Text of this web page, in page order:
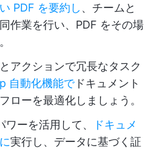
PDF を要約し 、チームと
作業を行い、PDF をその場
アクションで冗長なタスク
自動化機能でドキュメント
ローを最適化しましょう。
ーを活用して、
ドキュメ
実行し、データに基づく証